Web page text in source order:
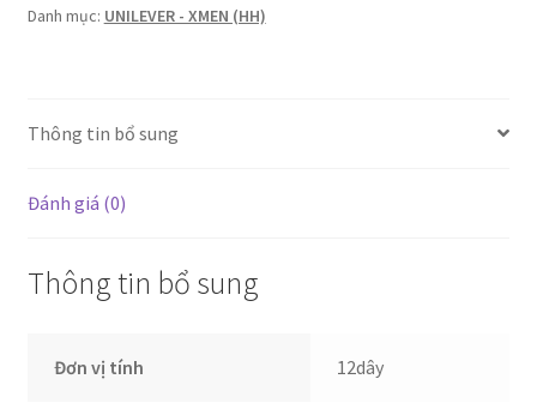
đen
Danh mục: UNILEVER - XMEN (HH)
Thông tin bổ sung
Đánh giá (0)
Thông tin bổ sung
Đơn vị tính 12dây